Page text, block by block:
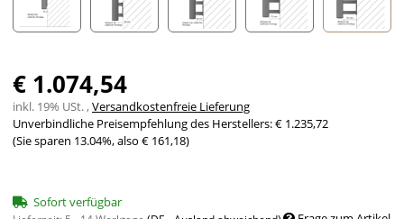
€ 1.074,54
inkl. 19% USt. ,Versandkostenfreie Lieferung
Unverbindliche Preisempfehlung des Herstellers:€ 1.235,72
(Sie sparen 13.04%, also € 161,18)
Sofort verfügbar